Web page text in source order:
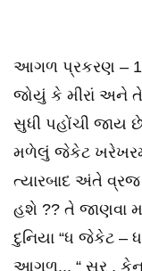
આગળ પ્રકરણ –
જોયું કે મીરાં અને
સુધી પહોંચી
મળેલું જેકેટ
ત્યારબાદ અંતે
હશે ?? તે જાણવા
દુનિયા “ધ જેકેટ –
આગળ... “ સર ,